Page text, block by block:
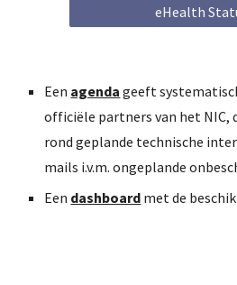
eHealth
Een agenda geeft
officiële partners van het NIC,
rond geplande technische
mails i.v.m. ongeplande
Een dashboard met de